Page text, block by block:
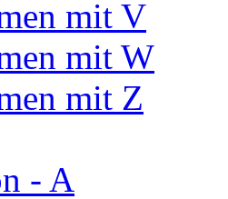
mit V
mit W
mit Z
- A